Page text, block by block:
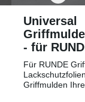
Universal
- für
Für RUNDE
Griffmulden